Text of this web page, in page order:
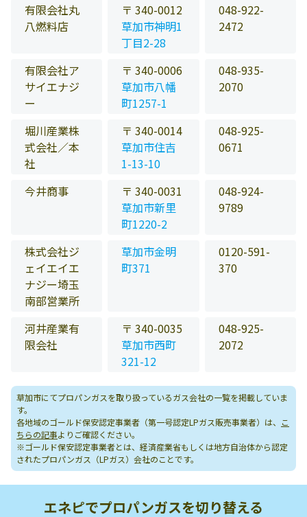
有限会社丸
八燃料店
〒 340-0012
草加市神明1
丁目2-28
048-922-
2472
有限会社ア
サイエナジ
ー
〒 340-0006
草加市八幡
町1257-1
048-935-
2070
堀川産業株
式会社／本
社
〒 340-0014
草加市住吉
1-13-10
048-925-
0671
今井商事
〒 340-0031
草加市新里
町1220-2
048-924-
9789
株式会社ジ
ェイエイエ
ナジー埼玉
南部営業所
草加市金明
町371
0120-591-
370
河井産業有
限会社
〒 340-0035
草加市西町
321-12
048-925-
2072
草加市にてプロパンガスを取り扱っているガス会社の一覧を掲載していま
す。
各地域のゴールド保安認定事業者（第一号認定LPガス販売事業者）は、
こ
ちらの記事よりご確認ください。
※ゴールド保安認定事業者とは、経済産業省もしくは地方自治体から認定
されたプロパンガス（LPガス）会社のことです。
エネピでプロパンガスを切り替える